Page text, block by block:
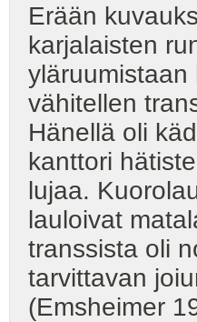
Erään
karjalaisten
vähitellen
Hänellä oli
kanttori
lujaa.
lauloivat
transsista oli
tarvittavan
(Emsheimer